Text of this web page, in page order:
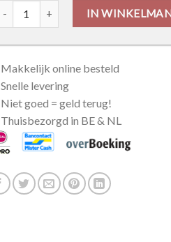
IN
Deurkruk H009 Black aantal
Makkelijk online besteld
Snelle levering
Niet goed = geld terug!
Thuisbezorgd in BE & NL